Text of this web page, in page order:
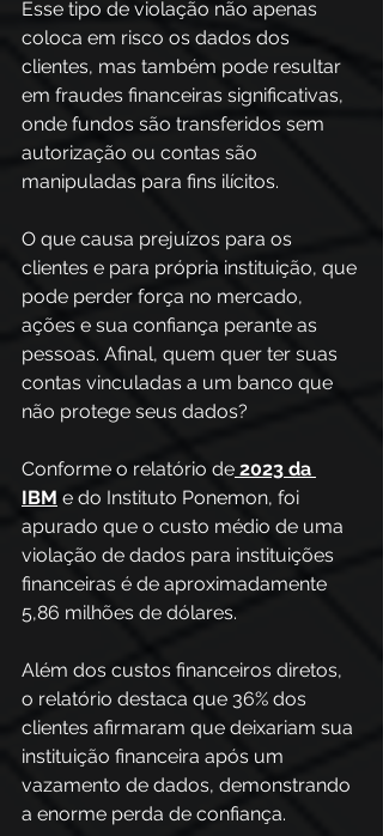
Esse tipo de violação não apenas
coloca em risco os dados dos
clientes, mas também pode resultar
em fraudes financeiras significativas,
onde fundos são transferidos sem
autorização ou contas são
manipuladas para fins ilícitos.
O que causa prejuízos para os
clientes e para própria instituição, que
pode perder força no mercado,
ações e sua confiança perante as
pessoas. Afinal, quem quer ter suas
contas vinculadas a um banco que
não protege seus dados?
Conforme o relatório de 2023 da
IBM e do Instituto Ponemon, foi
apurado que o custo médio de uma
violação de dados para instituições
financeiras é de aproximadamente
5,86 milhões de dólares.
Além dos custos financeiros diretos,
o relatório destaca que 36% dos
clientes afirmaram que deixariam sua
instituição financeira após um
vazamento de dados, demonstrando
a enorme perda de confiança.